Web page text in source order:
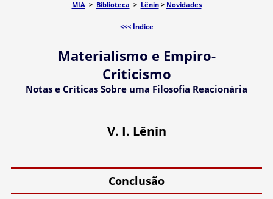
MIA> Biblioteca > Lênin> Novidades
<<< Índice
Materialismo e Empiro-
Criticismo
Notas e Críticas Sobre uma Filosofia Reacionária
V. I. Lênin
Conclusão